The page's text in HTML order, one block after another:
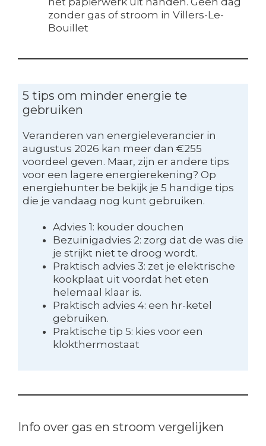
zonder gas of stroom in Villers-Le-
Bouillet
5 tips om minder energie te
gebruiken
Veranderen van energieleverancier in
augustus 2026 kan meer dan €255
voordeel geven. Maar, zijn er andere tips
voor een lagere energierekening? Op
energiehunter.be bekijk je 5 handige tips
die je vandaag nog kunt gebruiken.
Advies 1: kouder douchen
Bezuinigadvies 2: zorg dat de was die
je strijkt niet te droog wordt.
Praktisch advies 3: zet je elektrische
kookplaat uit voordat het eten
helemaal klaar is.
Praktisch advies 4: een hr-ketel
gebruiken.
Praktische tip 5: kies voor een
klokthermostaat
Info over gas en stroom vergelijken